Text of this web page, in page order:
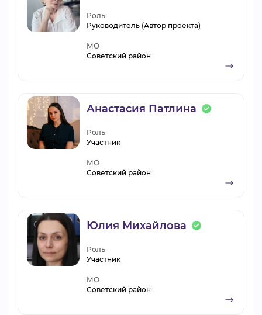
Роль
Руководитель (Автор проекта)
МО
Советский район
Анастасия Патлина
Роль
Участник
МО
Советский район
Юлия Михайлова
Роль
Участник
МО
Советский район